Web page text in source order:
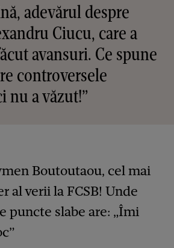
adevărul despre
Ciucu, care a
avansuri. Ce spune
controversele
nu a văzut!”